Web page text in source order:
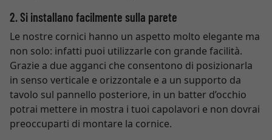
2. Si installano facilmente sulla parete
Le nostre cornici hanno un aspetto molto elegante ma
non solo: infatti puoi utilizzarle con grande facilità.
Grazie a due agganci che consentono di posizionarla
in senso verticale e orizzontale e a un supporto da
tavolo sul pannello posteriore, in un batter d’occhio
potrai mettere in mostra i tuoi capolavori e non dovrai
preoccuparti di montare la cornice.